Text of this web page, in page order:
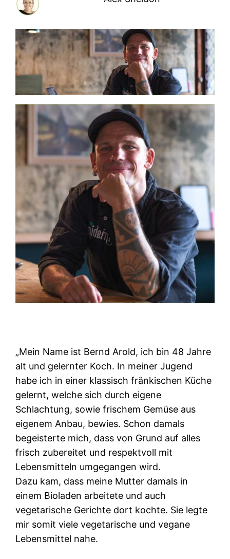
„Mein Name ist Bernd Arold, ich bin 48 Jahre
alt und gelernter Koch. In meiner Jugend
habe ich in einer klassisch fränkischen Küche
gelernt, welche sich durch eigene
Schlachtung, sowie frischem Gemüse aus
eigenem Anbau, bewies. Schon damals
begeisterte mich, dass von Grund auf alles
frisch zubereitet und respektvoll mit
Lebensmitteln umgegangen wird.
Dazu kam, dass meine Mutter damals in
einem Bioladen arbeitete und auch
vegetarische Gerichte dort kochte. Sie legte
mir somit viele vegetarische und vegane
Lebensmittel nahe.